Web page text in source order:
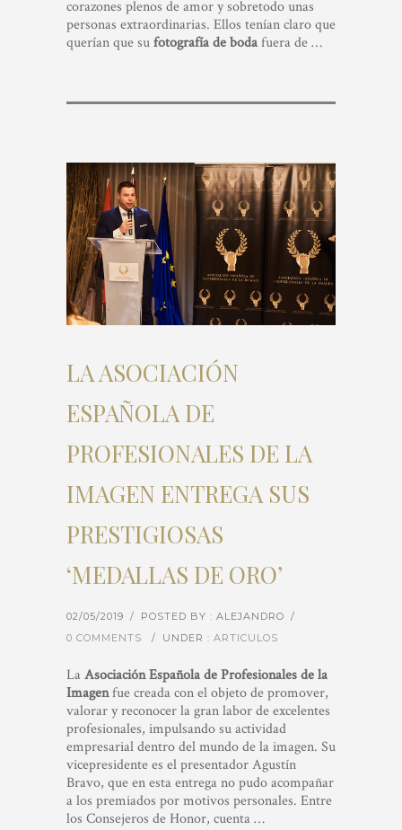
corazones plenos de amor y sobretodo unas
personas extraordinarias. Ellos tenían claro que
querían que sufotografía de bodafuera de …
LA ASOCIACIÓN
ESPAÑOLA DE
PROFESIONALES DE LA
IMAGEN ENTREGA SUS
PRESTIGIOSAS
‘MEDALLAS DE ORO’
02/05/2019 / POSTED BY : ALEJANDRO /
0 COMMENTS
/ UNDER : ARTICULOS
LaAsociación Española de Profesionales de la
Imagenfue creada con el objeto de promover,
valorar y reconocer la gran labor de excelentes
profesionales, impulsando su actividad
empresarial dentro del mundo de la imagen. Su
vicepresidente es el presentador Agustín
Bravo, que en esta entrega no pudo acompañar
a los premiados por motivos personales. Entre
los Consejeros de Honor, cuenta …